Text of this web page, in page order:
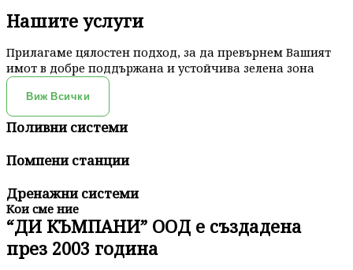
Нашите услуги
Прилагаме цялостен подход, за да превърнем Вашият
имот в добре поддържана и устойчива зелена зона
Виж Всички
Поливни системи
Помпени станции
Дренажни системи
Кои сме ние
“ДИ КЪМПАНИ” ООД е създадена
през 2003 година